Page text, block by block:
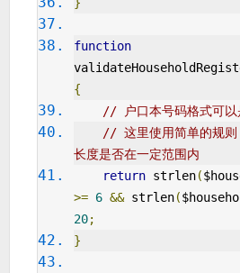
function
{
// 户口本号码格式可以
// 这里使用简单的规则
长度是否在一定范围内
return strlen(
>= 6 && strlen(
20;
}